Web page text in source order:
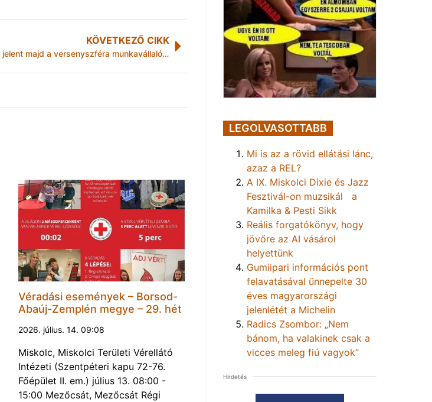
KÖVETKEZŐ CIKK
Havi 1500 forintot jelent majd a versenyszféra munkavállalóinak az új adókulcs
Véradási események – Borsod-
Abaúj-Zemplén megye – 29. hét
2026. július. 14. 09:08
Miskolc, Miskolci Területi Vérellátó
Intézeti (Szentpéteri kapu 72-76.
Főépület II. em.) július 13. 08:00 -
15:00 Mezőcsát, Mezőcsát Régi
LEGOLVASOTTABB
Mi is az a rövid ellátási lánc,
azaz a REL?
A IX. Miskolci Dixie és Jazz
Fesztivál-on muzsikál a
Kamilka & Pesti Sikk
Reális forgatókönyv, hogy
jövőre az AI vásárol
helyettünk
Gumiipari információs pont
felavatásával ünnepelte 30
éves magyarországi
jelenlétét a Michelin
Radics Zsombor: „Nem
bánom, ha valakinek csak a
vicces meleg fiú vagyok”
Hirdetés